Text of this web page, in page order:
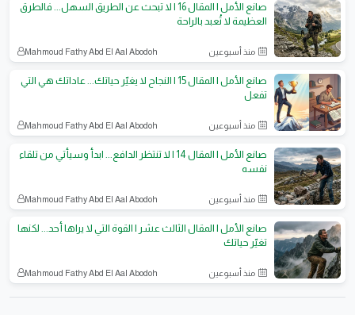
صانع الأمل | المقال 16 | لا تبحث عن الطريق السهل... فالطرق
العظيمة لا تُعبد بالراحة
منذ أسبوعين Mahmoud Fathy Abd El Aal Abodoh
صانع الأمل | المقال 15 | النجاح لا يغيّر حياتك... عاداتك هي التي
تفعل
منذ أسبوعين Mahmoud Fathy Abd El Aal Abodoh
صانع الأمل | المقال 14 | لا تنتظر الدافع... ابدأ وسيأتي من تلقاء
نفسه
منذ أسبوعين Mahmoud Fathy Abd El Aal Abodoh
صانع الأمل | المقال الثالث عشر | القوة التي لا يراها أحد... لكنها
تغيّر حياتك
منذ أسبوعين Mahmoud Fathy Abd El Aal Abodoh